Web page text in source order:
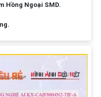
Hồng Ngoại SMD.